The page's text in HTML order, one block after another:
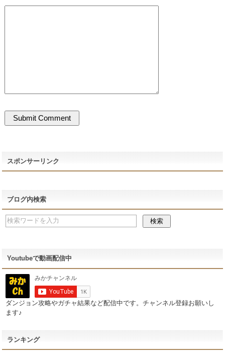
スポンサーリンク
ブログ内検索
Youtubeで動画配信中
ダンジョン攻略やガチャ結果など配信中です。チャンネル登録お願いし
ます♪
ランキング